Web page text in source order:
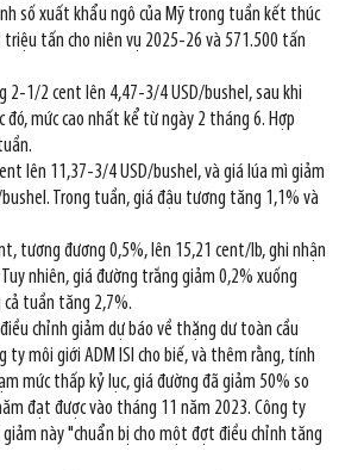
số xuất khẩu ngô của Mỹ trong tuần kết thúc
tấn cho niên vụ 2025-26 và 571.500 tấn
2-1/2 cent lên 4,47-3/4 USD/bushel, sau khi
mức cao nhất kể từ ngày 2 tháng 6. Hợp
lên 11,37-3/4 USD/bushel, và giá lúa mì giảm
Trong tuần, giá đậu tương tăng 1,1% và
tương đương 0,5%, lên 15,21 cent/lb, ghi nhận
nhiên, giá đường trắng giảm 0,2% xuống
cả tuần tăng 2,7%.
chỉnh giảm dự báo về thặng dư toàn cầu
ty môi giới ADM ISI cho biế, và thêm rằng, tính
mức thấp kỷ lục, giá đường đã giảm 50% so
đạt được vào tháng 11 năm 2023. Công ty
này "chuẩn bị cho một đợt điều chỉnh tăng